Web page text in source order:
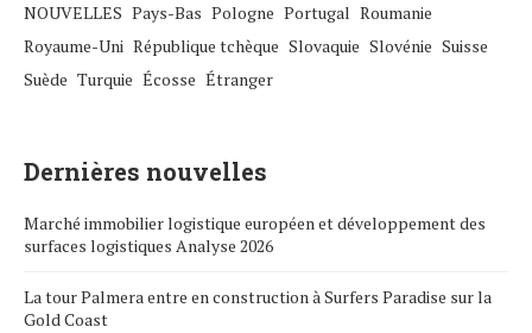
NOUVELLES Pays-Bas Pologne Portugal Roumanie
Royaume-Uni République tchèque Slovaquie Slovénie Suisse
Suède Turquie Écosse Étranger
Dernières nouvelles
Marché immobilier logistique européen et développement des
surfaces logistiques Analyse 2026
La tour Palmera entre en construction à Surfers Paradise sur la
Gold Coast